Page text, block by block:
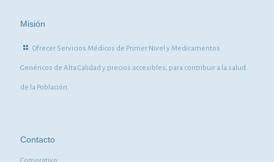
Misión
Ofrecer Servicios Médicos de Primer Nivel y Medicamentos
Genéricos de Alta Calidad y precios accesibles, para contribuir a la salud
de la Población.
Contacto